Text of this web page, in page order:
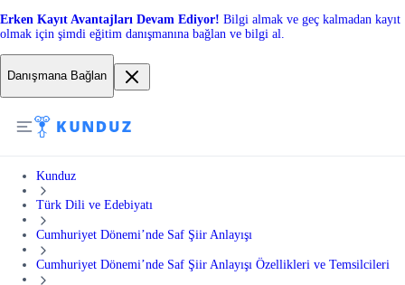
Erken Kayıt Avantajları Devam Ediyor! Bilgi almak ve geç kalmadan kayıt
olmak için şimdi eğitim danışmanına bağlan ve bilgi al.
Danışmana Bağlan
Kunduz
Türk Dili ve Edebiyatı
Cumhuriyet Dönemi’nde Saf Şiir Anlayışı
Cumhuriyet Dönemi’nde Saf Şiir Anlayışı Özellikleri ve Temsilcileri